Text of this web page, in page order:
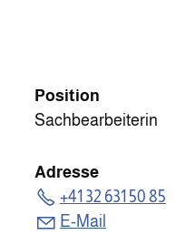
Position
Sachbearbeiterin
Adresse
+41 32 631 50 85
E-Mail